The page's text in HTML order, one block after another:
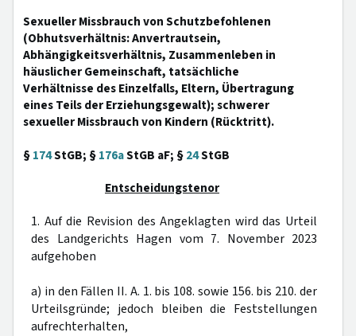
Sexueller Missbrauch von Schutzbefohlenen
(Obhutsverhältnis: Anvertrautsein,
Abhängigkeitsverhältnis, Zusammenleben in
häuslicher Gemeinschaft, tatsächliche
Verhältnisse des Einzelfalls, Eltern, Übertragung
eines Teils der Erziehungsgewalt); schwerer
sexueller Missbrauch von Kindern (Rücktritt).
§174StGB; §176aStGB aF; §24StGB
Entscheidungstenor
1. Auf die Revision des Angeklagten wird das Urteil
des Landgerichts Hagen vom 7. November 2023
aufgehoben
a) in den Fällen II. A. 1. bis 108. sowie 156. bis 210. der
Urteilsgründe; jedoch bleiben die Feststellungen
aufrechterhalten,